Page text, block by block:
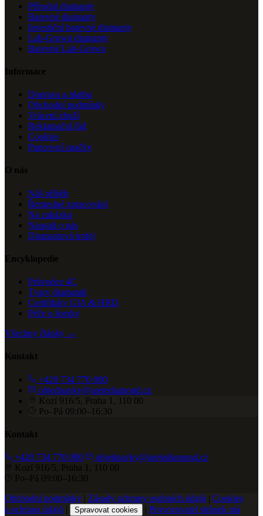
Přírodní diamanty
Barevné diamanty
Investiční barevné diamanty
Lab-Grown diamanty
Barevné Lab-Grown
Informace
Doprava a platba
Obchodní podmínky
Vrácení zboží
Reklamační řád
Cookies
Puncovní značky
O nás
Náš příběh
Řemeslné zpracování
Na zakázku
Napsali o nás
Diamantová trofej
Encyklopedie
Průvodce 4C
Tvary diamantů
Certifikáty GIA & HRD
Péče o šperky
Všechny články →
Kontakt
+420 734 770 000
objednavky@aretediamond.cz
Kozí 916/5, Praha 1, 110 00
Po–Pá 09:00–16:30
Kontakt
+420 734 770 000
objednavky@aretediamond.cz
Kozí 916/5, Praha 1, 110 00
Po–Pá 09:00–16:30
Obchodní podmínky | Zásady ochrany osobních údajů | Cookies
a ochrana údajů | Spravovat cookies | Provozovatel stránek má